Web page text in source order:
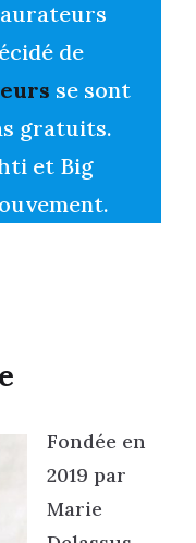
de
se sont
gratuits.
et Big
Fondée en
2019 par
Marie